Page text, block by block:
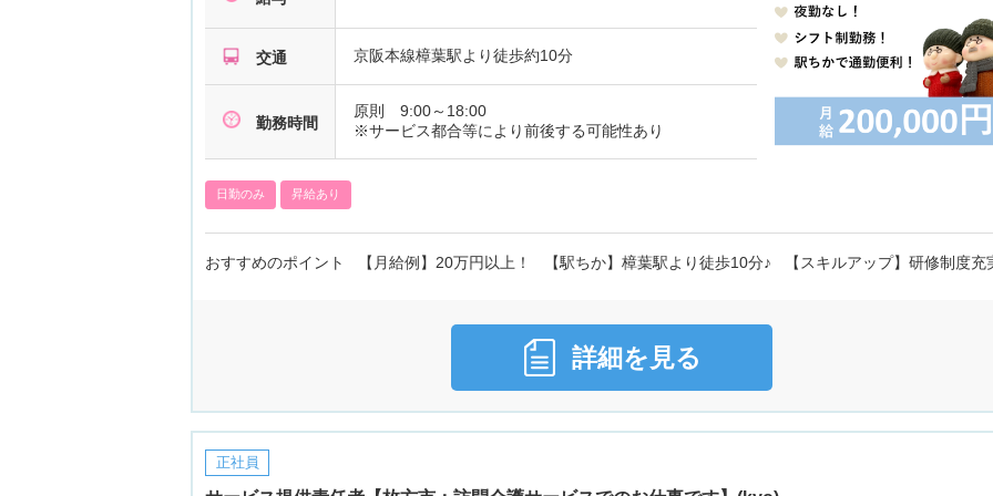
交通 京阪本線樟葉駅より徒歩約10分
勤務時間
原則 9:00～18:00
※サービス都合等により前後する可能性あり
日勤のみ 昇給あり
おすすめのポイント 【月給例】20万円以上！ 【駅ちか】樟葉駅より徒歩10分♪ 【スキルアップ】研修制度
詳細を見る
正社員